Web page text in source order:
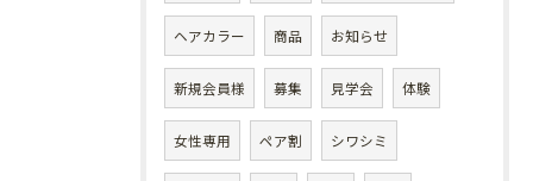
ヘアカラー 商品 お知らせ
新規会員様 募集 見学会 体験
女性専用 ペア割 シワシミ